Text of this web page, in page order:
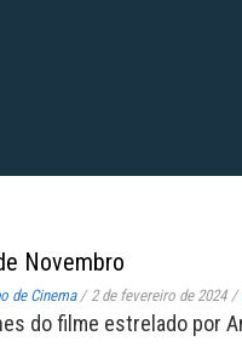
Novembro
de Cinema / 2 de fevereiro de 2024 /
do filme estrelado por